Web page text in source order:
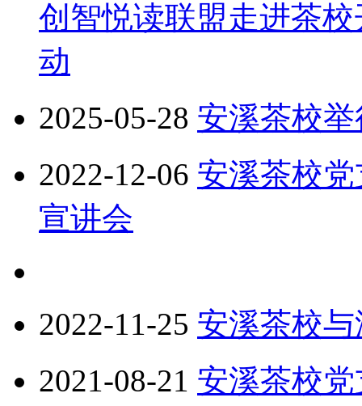
创智悦读联盟走进茶
动
2025-05-28 安溪茶校
2022-12-06 安溪茶校
宣讲会
2022-11-25 安溪茶校
2021-08-21 安溪茶校